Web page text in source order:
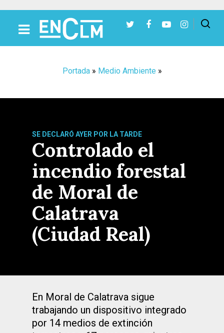
Portada» Medio Ambiente »
SE DECLARÓ AYER POR LA TARDE
Controlado el
incendio forestal
de Moral de
Calatrava
(Ciudad Real)
En Moral de Calatrava sigue
trabajando un dispositivo integrado
por 14 medios de extinción